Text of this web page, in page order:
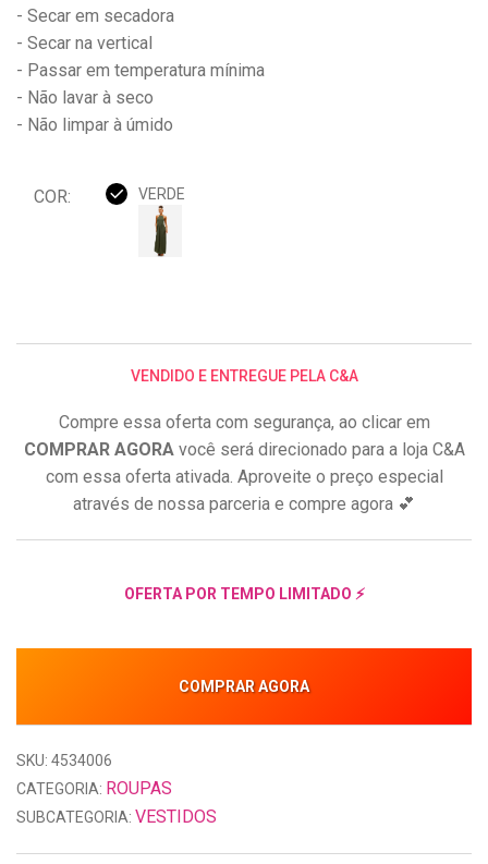
- Secar em secadora
- Secar na vertical
- Passar em temperatura mínima
- Não lavar à seco
- Não limpar à úmido
COR: VERDE
VENDIDO E ENTREGUE PELA C&A
Compre essa oferta com segurança, ao clicar em
COMPRAR AGORA você será direcionado para a loja C&A
com essa oferta ativada. Aproveite o preço especial
através de nossa parceria e compre agora 💕
OFERTA POR TEMPO LIMITADO ⚡
COMPRAR AGORA
SKU: 4534006
CATEGORIA: ROUPAS
SUBCATEGORIA: VESTIDOS